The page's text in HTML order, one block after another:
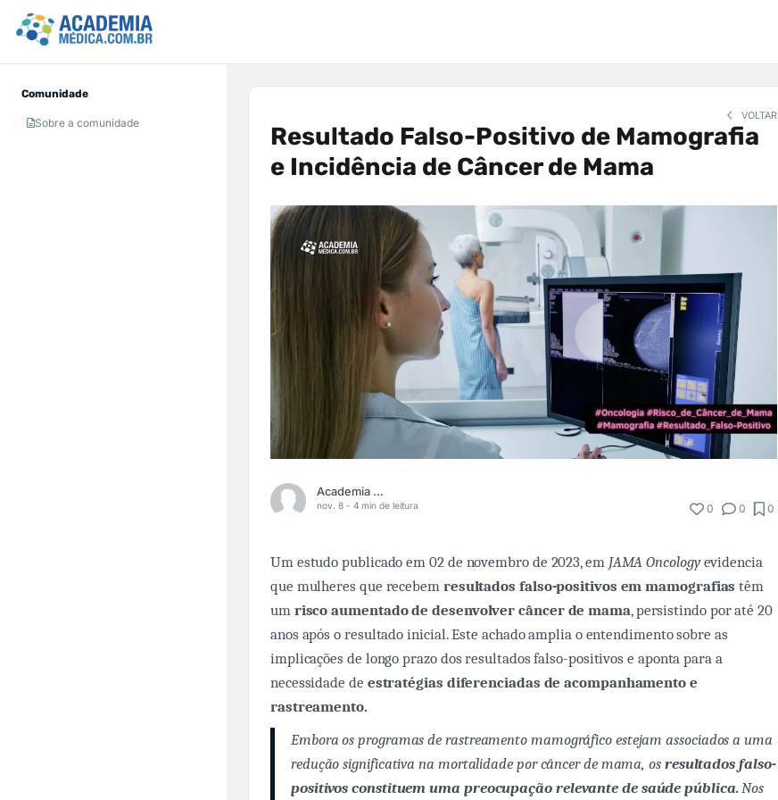
Comunidade
Sobre a comunidade
VOLTAR
Resultado Falso-Positivo de Mamografia
e Incidência de Câncer de Mama
Academia Médica
nov. 8 - 4 min de leitura 0 0 0
Um estudo publicado em 02 de novembro de 2023, em JAMA Oncologyevidencia
que mulheres que recebem resultados falso-positivos em mamografias têm
um risco aumentado de desenvolver câncer de mama, persistindo por até 20
anos após o resultado inicial. Este achado amplia o entendimento sobre as
implicações de longo prazo dos resultados falso-positivos e aponta para a
necessidade de estratégias diferenciadas de acompanhamento e
rastreamento.
Embora os programas de rastreamento mamográfico estejam associados a uma
redução significativa na mortalidade por câncer de mama, os resultados falso-
positivos constituem uma preocupação relevante de saúde pública.Nos